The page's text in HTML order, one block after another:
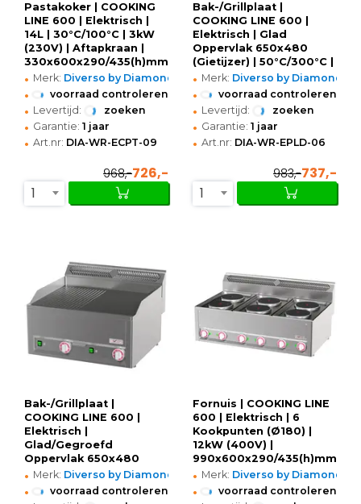
Pastakoker | COOKING
LINE 600 | Elektrisch |
14L | 30°C/100°C | 3kW
(230V) | Aftapkraan |
330x600x290/435(h)mm
• Merk: Diverso by Diamond
• voorraad controleren
• Levertijd: zoeken
• Garantie: 1 jaar
• Art.nr: DIA-WR-ECPT-09
968,-726,-
1
Bak-/Grillplaat |
COOKING LINE 600 |
Elektrisch | Glad
Oppervlak 650x480
(Gietijzer) | 50°C/300°C |
6kW (400V) |
660x600x290/435(h)mm
• Merk: Diverso by Diamond
• voorraad controleren
• Levertijd: zoeken
• Garantie: 1 jaar
• Art.nr: DIA-WR-EPLD-06
983,-737,-
1
Bak-/Grillplaat |
COOKING LINE 600 |
Elektrisch |
Glad/Gegroefd
Oppervlak 650x480
(Gietijzer) | 50°C/300°C |
6kW (400V) |
660x600x290/435(h)mm
• Merk: Diverso by Diamond
• voorraad controleren
Fornuis | COOKING LINE
600 | Elektrisch | 6
Kookpunten (Ø180) |
12kW (400V) |
990x600x290/435(h)mm
• Merk: Diverso by Diamond
• voorraad controleren